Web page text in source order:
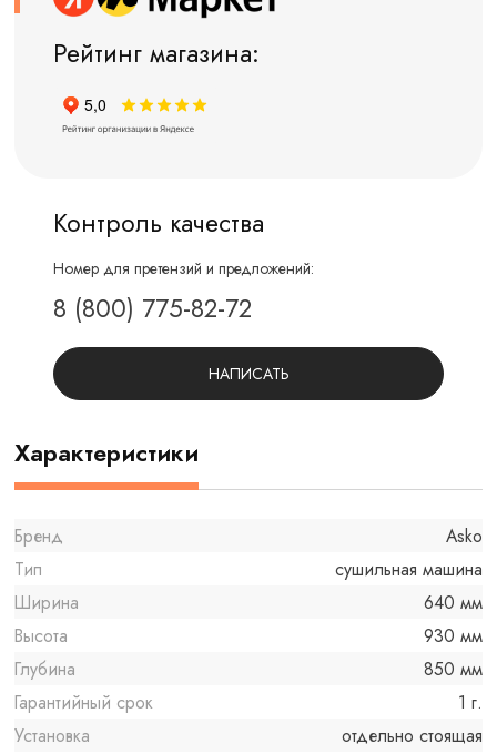
Рейтинг магазина:
Контроль качества
Номер для претензий и предложений:
8 (800) 775-82-72
НАПИСАТЬ
Характеристики
Бренд
Asko
Тип
сушильная машина
Ширина
640 мм
Высота
930 мм
Глубина
850 мм
Гарантийный срок
1 г.
Установка
отдельно стоящая